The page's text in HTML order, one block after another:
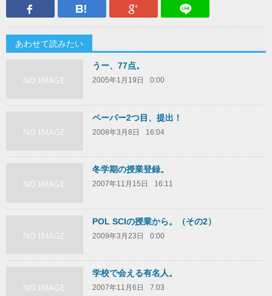
Facebook はてなブックマークGoogle Plus
あわせて読みたい
うー、77点。
2005年1月19日 0:00
ペーパー2つ目、提出！
2008年3月8日 16:04
冬学期の授業登録。
2007年11月15日 16:11
POL SCIの授業から。（その2）
2009年3月23日 0:00
学校で会える有名人。
2007年11月6日 7:03